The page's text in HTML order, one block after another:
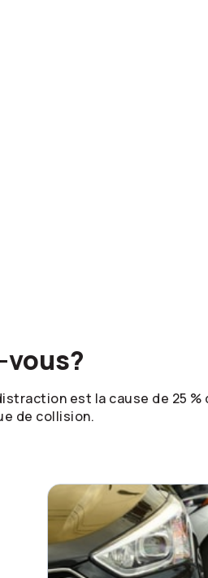
vous?
est la cause de 25
de collision.